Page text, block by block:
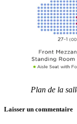
Plan de la
Laisser un commentaire